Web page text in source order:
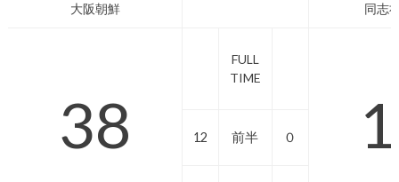
大阪朝鮮 同志
38
FULL
TIME
12 前半 ０